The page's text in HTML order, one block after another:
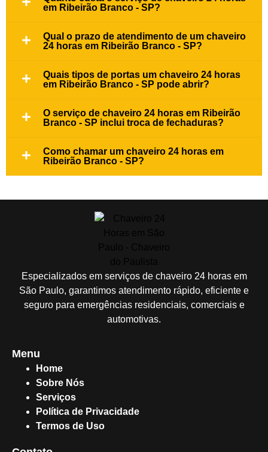
em Ribeirão Branco - SP?
Qual o prazo de atendimento de um chaveiro
24 horas em Ribeirão Branco - SP?
Quais tipos de portas um chaveiro 24 horas
em Ribeirão Branco - SP pode abrir?
O serviço de chaveiro 24 horas em Ribeirão
Branco - SP inclui troca de fechaduras?
Como chamar um chaveiro 24 horas em
Ribeirão Branco - SP?
Especializados em serviços de chaveiro 24 horas em
São Paulo, garantimos atendimento rápido, eficiente e
seguro para emergências residenciais, comerciais e
automotivas.
Menu
Home
Sobre Nós
Serviços
Política de Privacidade
Termos de Uso